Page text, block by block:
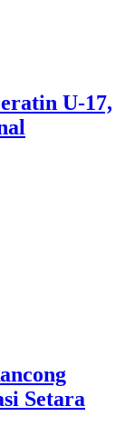
U-17,
Setara